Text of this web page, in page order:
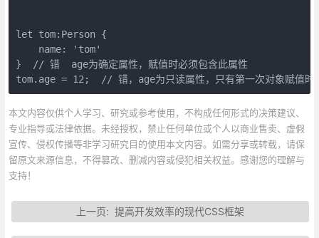
let tom:Person {
    name: 'tom'
}  // 错  age为确定属性，赋值时必须包含此属性
tom.age = 12;  // 错，age为只读属性，只有第一次对象赋值时
本文内容仅供个人学习、研究或参考使用，不构成任何形式的决策建议、
专业指导或法律依据。未经授权，禁止任何单位或个人以商业售卖、虚假
宣传、侵权传播等非学习研究目的使用本文内容。如需分享或转载，请保
留原文来源信息，不得篡改、删减内容或侵犯相关权益。感谢您的理解与
支持！
上一页: 提高开发效率的现代CSS框架